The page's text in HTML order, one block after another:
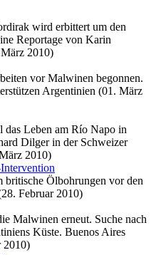
wird erbittert um den
Reportage von Karin
2010)
vor Malwinen begonnen.
Argentinien (01. März
das Leben am Río Napo in
Dilger in der Schweizer
2010)
britische Ölbohrungen vor den
Februar 2010)
Malwinen erneut. Suche nach
Küste. Buenos Aires
2010)